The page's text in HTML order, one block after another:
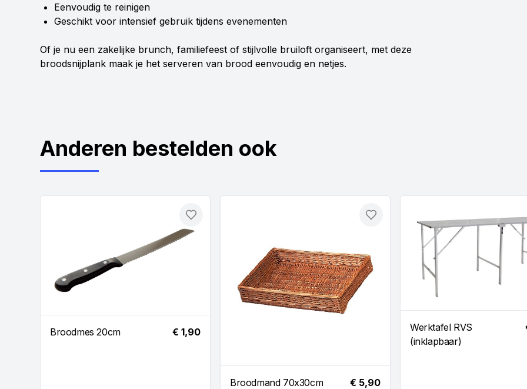
Eenvoudig te reinigen
Geschikt voor intensief gebruik tijdens evenementen
Of je nu een zakelijke brunch, familiefeest of stijlvolle bruiloft organiseert, met deze
broodsnijplank maak je het serveren van brood eenvoudig en netjes.
Anderen bestelden ook
Broodmes 20cm € 1,90
Toevoegen
Broodmand 70x30cm € 5,90
Toevoegen
Werktafel RVS
(inklapbaar)